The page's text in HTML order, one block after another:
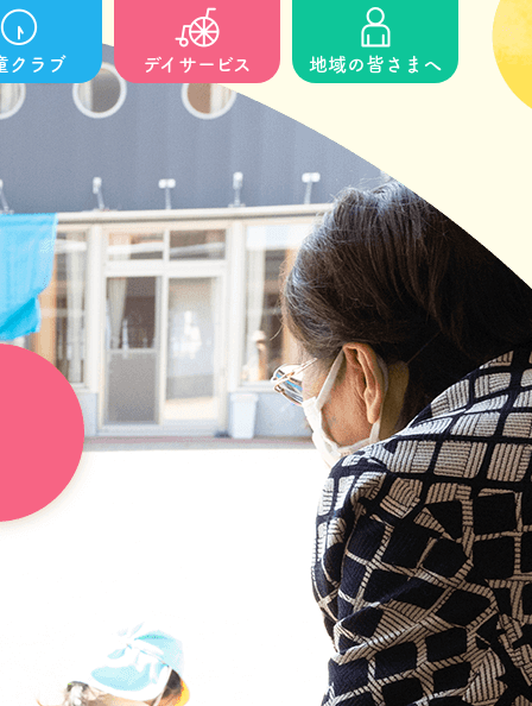
クラブ デイサービス 地域の皆さまへ